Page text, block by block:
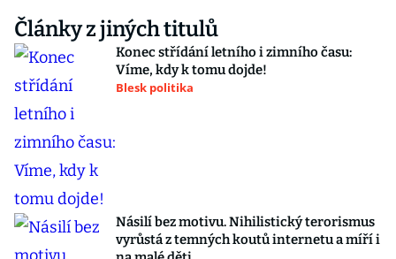
Články z jiných titulů
Konec střídání letního i zimního času:
Víme, kdy k tomu dojde!
Blesk politika
Násilí bez motivu. Nihilistický terorismus
vyrůstá z temných koutů internetu a míří i